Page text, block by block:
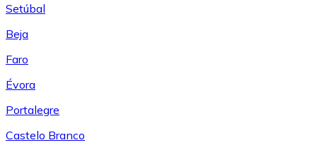
Setúbal
Beja
Faro
Évora
Portalegre
Castelo Branco